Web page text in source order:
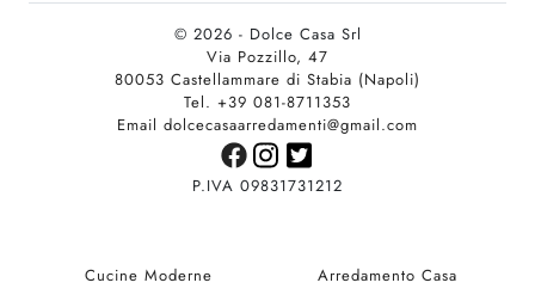
© 2026 - Dolce Casa Srl
Via Pozzillo, 47
80053 Castellammare di Stabia (Napoli)
Tel. +39 081-8711353
Email dolcecasaarredamenti@gmail.com
P.IVA 09831731212
Cucine Moderne
Arredamento Casa